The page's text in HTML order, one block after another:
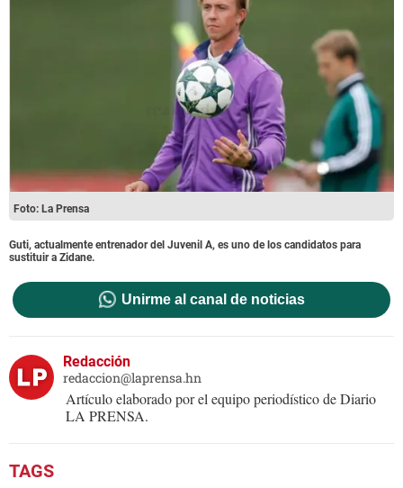
Foto: La Prensa
Guti, actualmente entrenador del Juvenil A, es uno de los candidatos para
sustituir a Zidane.
Unirme al canal de noticias
Redacción
redaccion@laprensa.hn
Artículo elaborado por el equipo periodístico de Diario
LA PRENSA.